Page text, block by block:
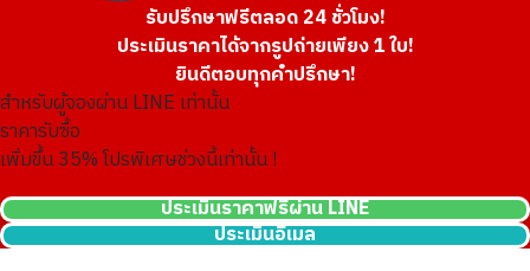
รับปรึกษาฟรีตลอด 24 ชั่วโมง!
ประเมินราคาได้จากรูปถ่ายเพียง 1 ใบ!
ยินดีตอบทุกคำปรึกษา!
สำหรับผู้จองผ่าน LINE เท่านั้น
ราคารับซื้อ
เพิ่มขึ้น35% โปรพิเศษช่วงนี้เท่านั้น !
ประเมินราคาฟรีผ่าน LINE
ประเมินอีเมล